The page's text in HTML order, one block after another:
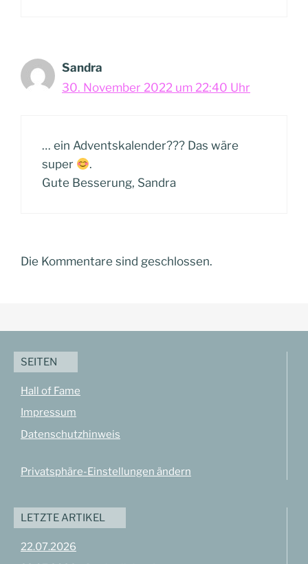
Sandra
30. November 2022 um 22:40 Uhr
… ein Adventskalender??? Das wäre
super
.
Gute Besserung, Sandra
Die Kommentare sind geschlossen.
SEITEN
Hall of Fame
Impressum
Datenschutzhinweis
Privatsphäre-Einstellungen ändern
LETZTE ARTIKEL
22.07.2026